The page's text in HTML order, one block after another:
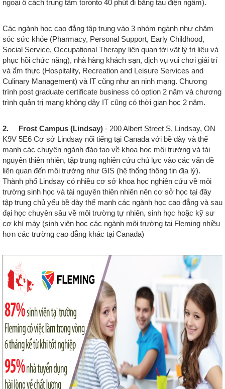
ngoại ô cách trung tâm toronto 40 phút đi bằng tàu điện ngầm).
Các ngành học cao đẳng tập trung vào 3 nhóm ngành như chăm
sóc sức khỏe (Pharmacy, Personal Support, Early Childhood,
Social Service, Occupational Therapy liên quan tới vật lý trị liệu và
phục hồi chức năng), nhà hàng khách sạn, dịch vụ vui chơi giải trí
và ẩm thực (Hospitality, Recreation and Leisure Services and
Culinary Management) và IT cũng như an ninh mạng. Chương
trình post graduate certificate business có option 2 năm và chương
trình quản trị mạng không dây IT cũng có thời gian học 2 năm.
2. Frost Campus (Lindsay) - 200 Albert Street S, Lindsay, ON
K9V 5E6 Cơ sở Lindsay nổi tiếng tại Canada với bề dày và thế
mạnh các chuyên ngành đào tạo về khoa học môi trường và tài
nguyên thiên nhiên, tập trung nghiên cứu chủ lực vào các vấn đề
liên quan đến môi trường như GIS (hệ thống thông tin địa lý).
Thành phố Lindsay có nhiều cơ sở khoa học nghiên cứu về môi
trường sinh học và tài nguyên thiên nhiên nên cơ sở học tại đây
tập trung chủ yếu bề dày thế mạnh các ngành học cao đẳng và sau
đại học chuyên sâu về môi trường tự nhiên, sinh học hoặc kỹ sư
cơ khí máy (sinh viên học các ngành môi trường tại Fleming nhiều
hơn các trường cao đẳng khác tại Canada)